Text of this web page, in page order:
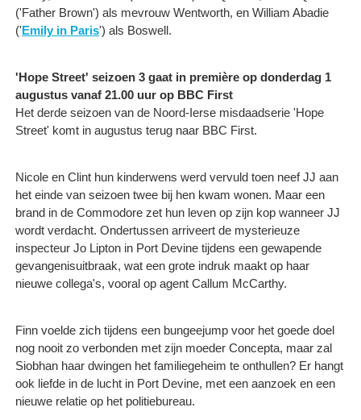
('Father Brown') als mevrouw Wentworth, en William Abadie
('Emily in Paris') als Boswell.
'Hope Street' seizoen 3 gaat in première op donderdag 1
augustus vanaf 21.00 uur op BBC First
Het derde seizoen van de Noord-Ierse misdaadserie 'Hope
Street' komt in augustus terug naar BBC First.
Nicole en Clint hun kinderwens werd vervuld toen neef JJ aan
het einde van seizoen twee bij hen kwam wonen. Maar een
brand in de Commodore zet hun leven op zijn kop wanneer JJ
wordt verdacht. Ondertussen arriveert de mysterieuze
inspecteur Jo Lipton in Port Devine tijdens een gewapende
gevangenisuitbraak, wat een grote indruk maakt op haar
nieuwe collega's, vooral op agent Callum McCarthy.
Finn voelde zich tijdens een bungeejump voor het goede doel
nog nooit zo verbonden met zijn moeder Concepta, maar zal
Siobhan haar dwingen het familiegeheim te onthullen? Er hangt
ook liefde in de lucht in Port Devine, met een aanzoek en een
nieuwe relatie op het politiebureau.